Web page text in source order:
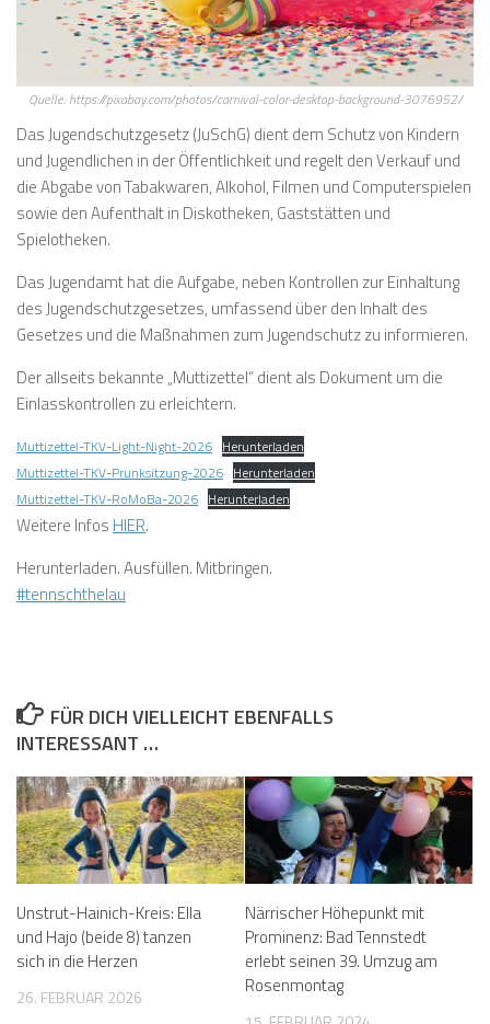
Quelle: https://pixabay.com/photos/carnival-color-desktop-background-3076952/
Das Jugendschutzgesetz (JuSchG) dient dem Schutz von Kindern
und Jugendlichen in der Öffentlichkeit und regelt den Verkauf und
die Abgabe von Tabakwaren, Alkohol, Filmen und Computerspielen
sowie den Aufenthalt in Diskotheken, Gaststätten und
Spielotheken.
Das Jugendamt hat die Aufgabe, neben Kontrollen zur Einhaltung
des Jugendschutzgesetzes, umfassend über den Inhalt des
Gesetzes und die Maßnahmen zum Jugendschutz zu informieren.
Der allseits bekannte „Muttizettel“ dient als Dokument um die
Einlasskontrollen zu erleichtern.
Muttizettel-TKV-Light-Night-2026 Herunterladen
Muttizettel-TKV-Prunksitzung-2026 Herunterladen
Muttizettel-TKV-RoMoBa-2026 Herunterladen
Weitere Infos HIER.
Herunterladen. Ausfüllen. Mitbringen.
#tennschthelau
FÜR DICH VIELLEICHT EBENFALLS
INTERESSANT …
Unstrut-Hainich-Kreis: Ella
und Hajo (beide 8) tanzen
sich in die Herzen
26. FEBRUAR 2026
Närrischer Höhepunkt mit
Prominenz: Bad Tennstedt
erlebt seinen 39. Umzug am
Rosenmontag